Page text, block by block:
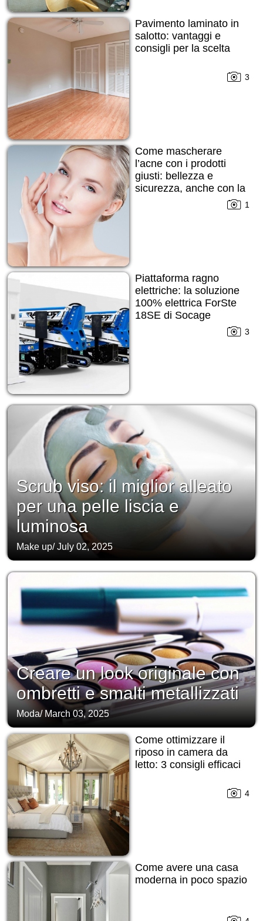
Pavimento laminato in
salotto: vantaggi e
consigli per la scelta
3
Come mascherare
l’acne con i prodotti
giusti: bellezza e
sicurezza, anche con la
1
Piattaforma ragno
elettriche: la soluzione
100% elettrica ForSte
18SE di Socage
3
Scrub viso: il miglior alleato
per una pelle liscia e
luminosa
Make up/July 02, 2025
Creare un look originale con
ombretti e smalti metallizzati
Moda/ March 03, 2025
Come ottimizzare il
riposo in camera da
letto: 3 consigli efficaci
4
Come avere una casa
moderna in poco spazio